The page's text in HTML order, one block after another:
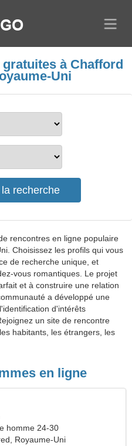
à Chafford
Uni
rencontres en ligne populaire
Choisissez les profils qui vous
de recherche unique, et
vous romantiques. Le projet
et à construire une relation
a développé une
d'intérêts
un site de rencontre
habitants, les étrangers, les
en ligne
homme 24-30
Royaume-Uni